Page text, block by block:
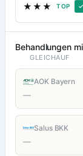
★★★ TOP
Behandlungen
GLEICHAUF
AOK Bayern
—
Salus BKK
—